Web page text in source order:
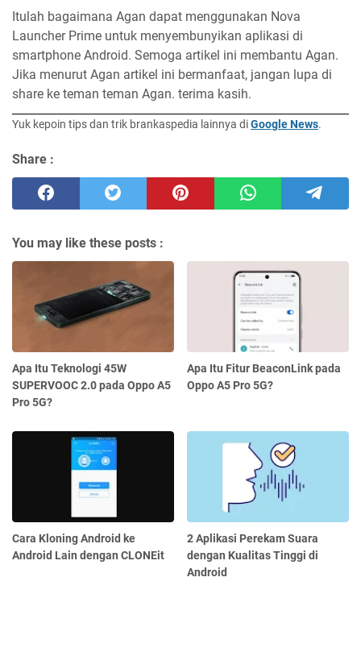
Itulah bagaimana Agan dapat menggunakan Nova
Launcher Prime untuk menyembunyikan aplikasi di
smartphone Android. Semoga artikel ini membantu Agan.
Jika menurut Agan artikel ini bermanfaat, jangan lupa di
share ke teman teman Agan. terima kasih.
Yuk kepoin tips dan trik brankaspedia lainnya diGoogle News.
Share :
You may like these posts :
Apa Itu Teknologi 45W
SUPERVOOC 2.0 pada Oppo A5
Pro 5G?
Apa Itu Fitur BeaconLink pada
Oppo A5 Pro 5G?
Cara Kloning Android ke
Android Lain dengan CLONEit
2 Aplikasi Perekam Suara
dengan Kualitas Tinggi di
Android